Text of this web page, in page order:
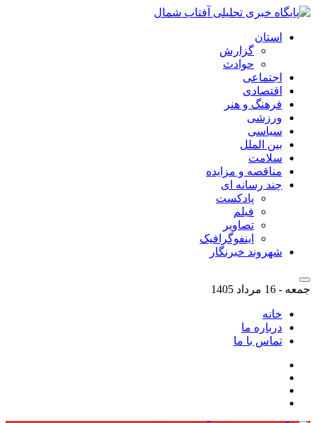
استان
گزارش
حوادث
اجتماعی
اقتصادی
فرهنگ و هنر
ورزشی
سیاسی
بین الملل
سلامت
مناقصه و مزایده
چند رسانه ای
پادکست
فیلم
تصاویر
اینفوگرافیک
شهروند خبرنگار
جمعه - 16 مرداد 1405
خانه
درباره ما
تماس با ما